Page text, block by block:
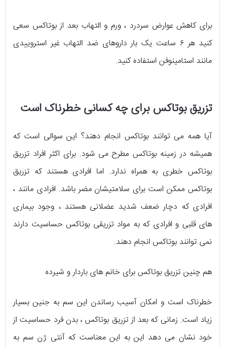
برای کاهش عوارض سردرد ، ورم و التهاب بعد از بوتاکس سعی
کنید هر ۶ ساعت یک بار داروهای ضد التهاب غیر استروییدی
مانند استامینوفن استفاده کنید.
تزریق بوتاکس برای چه کسانی خطرناک است
آیا همه می توانند بوتاکس انجام دهند؟ این سوالی است که
همیشه در زمینه بوتاکس مطرح می شود. برای اکثر افراد تزریق
بوتاکس خطری به همراه ندارد. اما افرادی هستند که تزریق
بوتاکس ممکن است برای سلامتیشان مضر باشد. افرادی مانند ،
افرادی که دچار ضعف شدید عضلانی هستند ، وجود بیماری
های قلبی و افرادی که به مواد تزریقی بوتاکس حساسیت دارند
نمی توانند بوتاکس انجام دهند.
هم چنین تزریق بوتاکس برای خانم های باردار و شیرده
خطرناک است و امکان آسیب رساندن این سم به جنین بسیار
زیاد است. زمانی که بعد از تزریق بوتاکس ، بدن فرد حساسیت از
خود نشان می دهد این به این معناست که آنتی ژن سم به